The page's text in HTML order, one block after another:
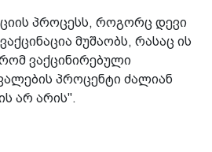
პროცესს, როგორც დევი
მუშაობს, რასაც ის
ვაქცინირებული
პროცენტი ძალიან
არ არის".